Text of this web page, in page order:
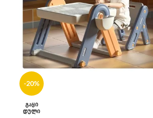
-20%
ᲒᲐᲧᲘ
ᲓᲣᲚᲘ